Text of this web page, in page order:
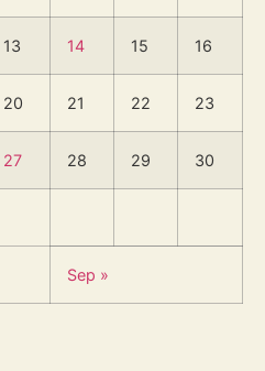
13 14 15 16
20 21 22 23
27 28 29 30
Sep »